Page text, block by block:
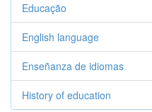
Educação
English language
Enseñanza de idiomas
History of education